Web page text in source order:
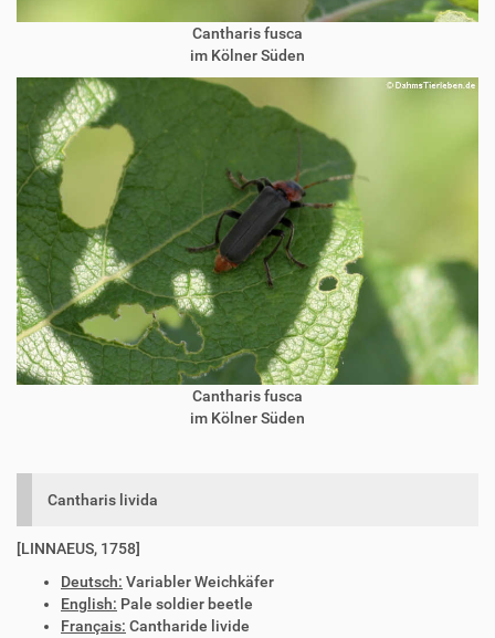
Cantharis fusca
im Kölner Süden
Cantharis fusca
im Kölner Süden
Cantharis livida
[LINNAEUS, 1758]
Deutsch: Variabler Weichkäfer
English: Pale soldier beetle
Français: Cantharide livide